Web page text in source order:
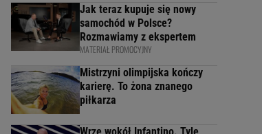
Jak teraz kupuje się nowy
samochód w Polsce?
Rozmawiamy z ekspertem
MATERIAŁ PROMOCYJNY
Mistrzyni olimpijska kończy
karierę. To żona znanego
piłkarza